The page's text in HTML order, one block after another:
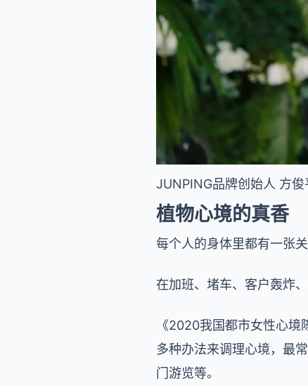
JUNPING品牌创始人 方俊
植物心境的真香
每个人的身体里都有一张关
在加班、堵车、客户轰炸
《2020我国都市女性心
多种办法来调理心境，最
门游览等。